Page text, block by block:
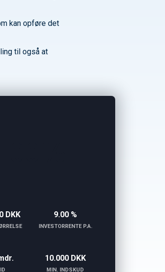
kan opføre det
til også at
DKK 9.00 %
INVESTORRENTE P.A.
10.000 DKK
MIN. INDSKUD